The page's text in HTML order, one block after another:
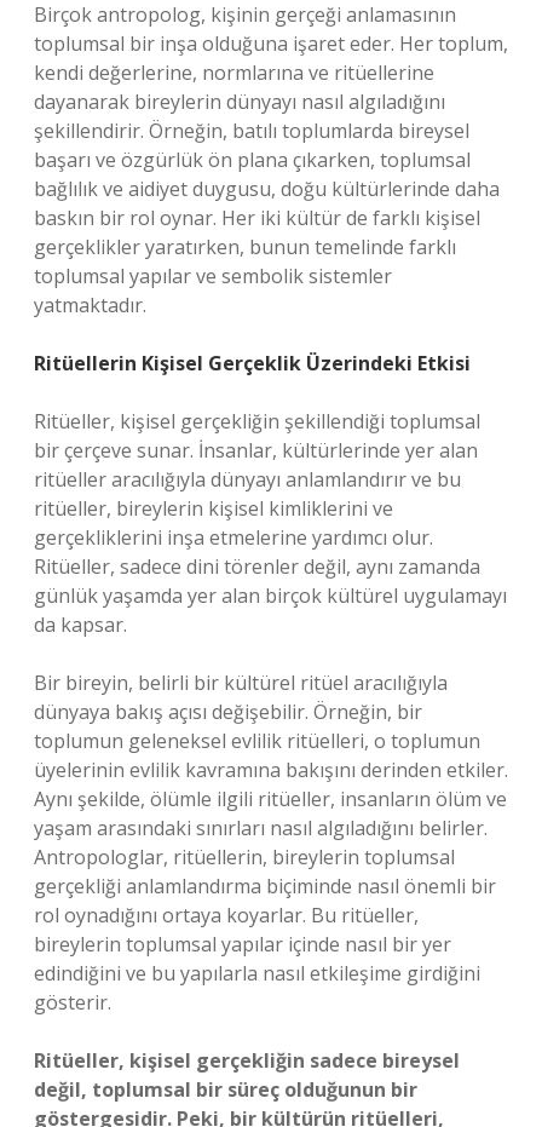
Birçok antropolog, kişinin gerçeği anlamasının
toplumsal bir inşa olduğuna işaret eder. Her toplum,
kendi değerlerine, normlarına ve ritüellerine
dayanarak bireylerin dünyayı nasıl algıladığını
şekillendirir. Örneğin, batılı toplumlarda bireysel
başarı ve özgürlük ön plana çıkarken, toplumsal
bağlılık ve aidiyet duygusu, doğu kültürlerinde daha
baskın bir rol oynar. Her iki kültür de farklı kişisel
gerçeklikler yaratırken, bunun temelinde farklı
toplumsal yapılar ve sembolik sistemler
yatmaktadır.
Ritüellerin Kişisel Gerçeklik Üzerindeki Etkisi
Ritüeller, kişisel gerçekliğin şekillendiği toplumsal
bir çerçeve sunar. İnsanlar, kültürlerinde yer alan
ritüeller aracılığıyla dünyayı anlamlandırır ve bu
ritüeller, bireylerin kişisel kimliklerini ve
gerçekliklerini inşa etmelerine yardımcı olur.
Ritüeller, sadece dini törenler değil, aynı zamanda
günlük yaşamda yer alan birçok kültürel uygulamayı
da kapsar.
Bir bireyin, belirli bir kültürel ritüel aracılığıyla
dünyaya bakış açısı değişebilir. Örneğin, bir
toplumun geleneksel evlilik ritüelleri, o toplumun
üyelerinin evlilik kavramına bakışını derinden etkiler.
Aynı şekilde, ölümle ilgili ritüeller, insanların ölüm ve
yaşam arasındaki sınırları nasıl algıladığını belirler.
Antropologlar, ritüellerin, bireylerin toplumsal
gerçekliği anlamlandırma biçiminde nasıl önemli bir
rol oynadığını ortaya koyarlar. Bu ritüeller,
bireylerin toplumsal yapılar içinde nasıl bir yer
edindiğini ve bu yapılarla nasıl etkileşime girdiğini
gösterir.
Ritüeller, kişisel gerçekliğin sadece bireysel
değil, toplumsal bir süreç olduğunun bir
göstergesidir. Peki, bir kültürün ritüelleri,